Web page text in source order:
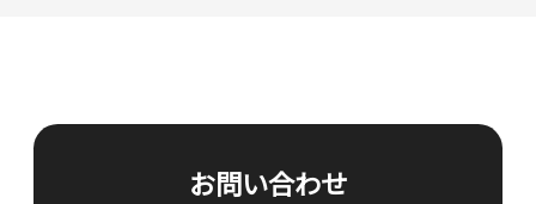
お問い合わせ